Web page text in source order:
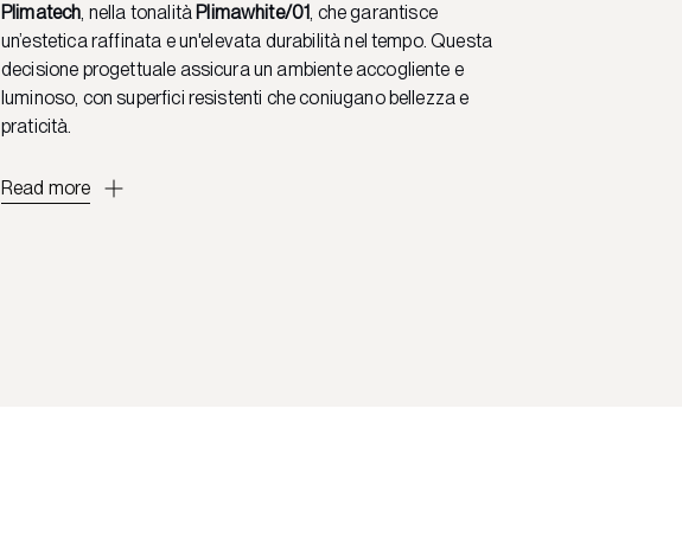
Plimatech, nella tonalità Plimawhite/01, che garantisce
un’estetica raffinata e un'elevata durabilità nel tempo. Questa
decisione progettuale assicura un ambiente accogliente e
luminoso, con superfici resistenti che coniugano bellezza e
praticità.
Read more